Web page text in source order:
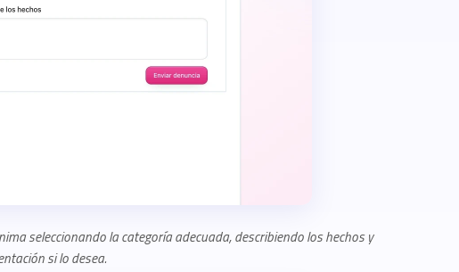
seleccionando la categoría adecuada, describiendo los hechos y
si lo desea.